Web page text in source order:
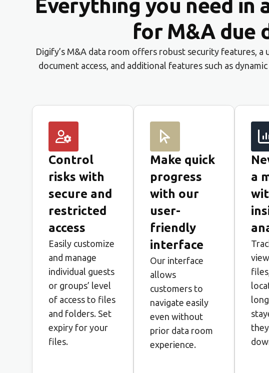
Everything you need in
for M&A due
Digify’s M&A data room offers robust security features,
document access, and additional features such as
Control
risks with
secure and
restricted
access
Easily customize
and manage
individual guests
or groups’ level
of access to files
and folders. Set
expiry for your
files.
Make quick
progress
with our
user-
friendly
interface
Our interface
allows
customers to
navigate easily
even without
prior data room
experience.
a